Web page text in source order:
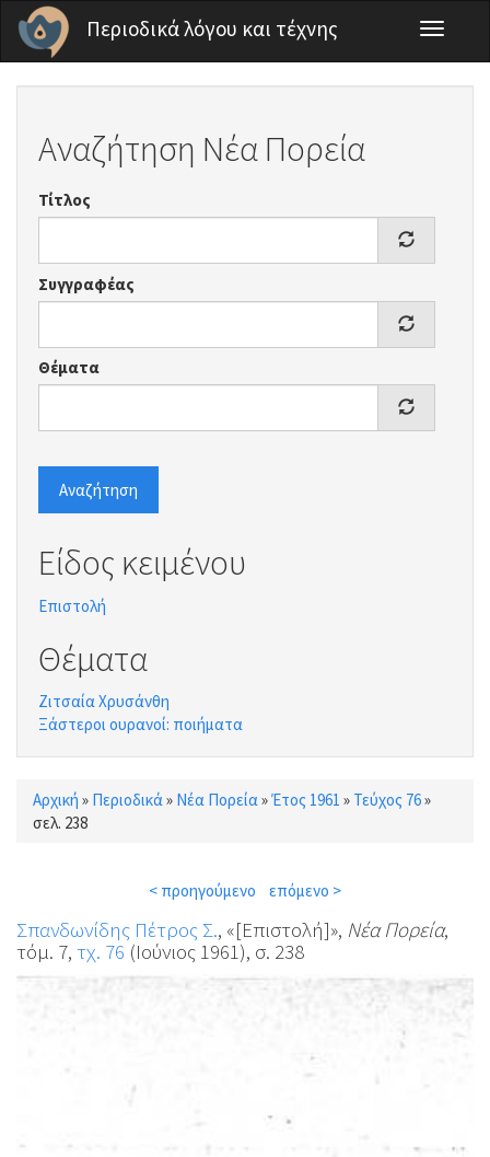
Παράκαμψη προς το κυρίως περιεχόμενο
Περιοδικά λόγου και τέχνης
Toggle
Αναζήτηση Νέα Πορεία
Τίτλος
Συγγραφέας
Θέματα
Αναζήτηση
Είδος κειμένου
Επιστολή
Θέματα
Ζιτσαία Χρυσάνθη
Ξάστεροι ουρανοί: ποιήματα
Είστε εδώ
Αρχική » Περιοδικά» Νέα Πορεία»Έτος 1961 » Τεύχος 76»
σελ. 238
< προηγούμενο επόμενο >
Σπανδωνίδης Πέτρος Σ., «[Επιστολή]», Νέα Πορεία,
τόμ. 7, τχ. 76 (Ιούνιος 1961), σ. 238